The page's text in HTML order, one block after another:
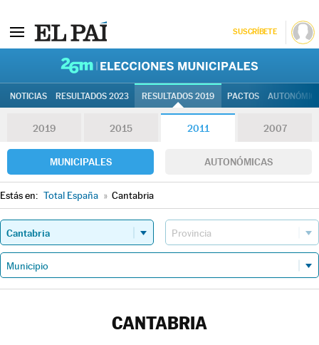
SUSCRÍBETE
NOTICIAS RESULTADOS 2023 RESULTADOS 2019 PACTOS
2019 2015 2011 2007
MUNICIPALES AUTONÓMICAS
Estás en: Total España » Cantabria
CANTABRIA